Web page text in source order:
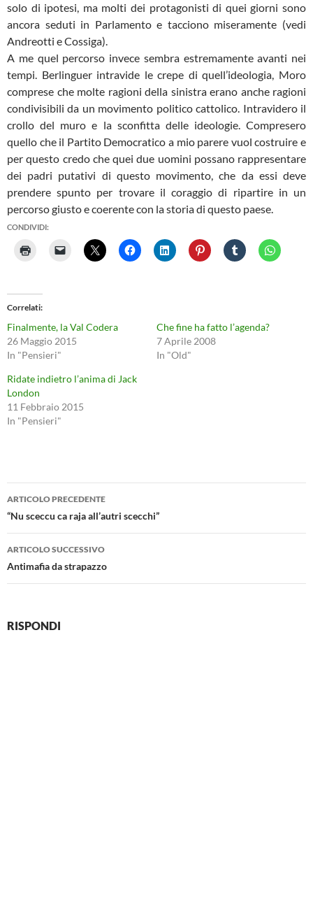
solo di ipotesi, ma molti dei protagonisti di quei giorni sono
ancora seduti in Parlamento e tacciono miseramente (vedi
Andreotti e Cossiga).
A me quel percorso invece sembra estremamente avanti nei
tempi. Berlinguer intravide le crepe di quell’ideologia, Moro
comprese che molte ragioni della sinistra erano anche ragioni
condivisibili da un movimento politico cattolico. Intravidero il
crollo del muro e la sconfitta delle ideologie. Compresero
quello che il Partito Democratico a mio parere vuol costruire e
per questo credo che quei due uomini possano rappresentare
dei padri putativi di questo movimento, che da essi deve
prendere spunto per trovare il coraggio di ripartire in un
percorso giusto e coerente con la storia di questo paese.
CONDIVIDI:
Correlati
Finalmente, la Val Codera
26 Maggio 2015
In "Pensieri"
Che fine ha fatto l’agenda?
7 Aprile 2008
In "Old"
Ridate indietro l’anima di Jack
London
11 Febbraio 2015
In "Pensieri"
Navigazione
articolo
ARTICOLO PRECEDENTE
“Nu sceccu ca raja all’autri scecchi”
ARTICOLO SUCCESSIVO
Antimafia da strapazzo
RISPONDI